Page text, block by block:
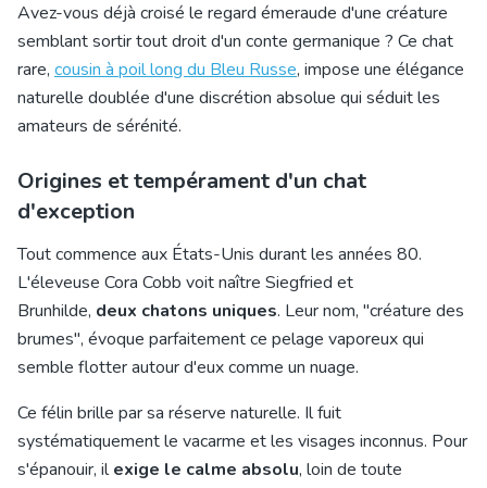
Avez-vous déjà croisé le regard émeraude d'une créature
semblant sortir tout droit d'un conte germanique ? Ce chat
rare, cousin à poil long du Bleu Russe, impose une élégance
naturelle doublée d'une discrétion absolue qui séduit les
amateurs de sérénité.
Origines et tempérament d'un chat
d'exception
Tout commence aux États-Unis durant les années 80.
L'éleveuse Cora Cobb voit naître Siegfried et
Brunhilde, deux chatons uniques. Leur nom, "créature des
brumes", évoque parfaitement ce pelage vaporeux qui
semble flotter autour d'eux comme un nuage.
Ce félin brille par sa réserve naturelle. Il fuit
systématiquement le vacarme et les visages inconnus. Pour
s'épanouir, ilexige le calme absolu, loin de toute